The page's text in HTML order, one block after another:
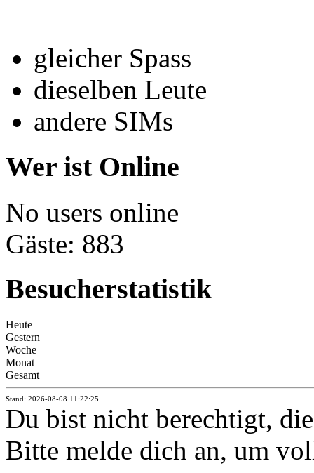
gleicher Spass
dieselben Leute
andere SIMs
Wer ist Online
No users online
Gäste: 883
Besucherstatistik
Heute
Gestern
Woche
Monat
Gesamt
Stand: 2026-08-08 11:22:25
Du bist nicht berechtigt,
Bitte melde dich an, um